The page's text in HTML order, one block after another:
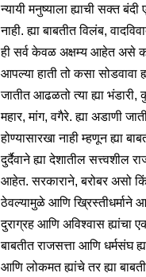
न्यायी मनुष्याला ह्याची सक्त
नाही. ह्या बाबतीत विलंब,
ही सर्व केवळ अक्षम्य आहेत असे
आपल्या हाती तो कसा सोडवावा
जातीत आढळतो त्या ह्या
महार, मांग, वगैरे. ह्या अडाणी
होण्यासारखा नाही म्हणून ह्या
दुर्दैवाने ह्या देशातील सत्त्वशील
आहेत. सरकाराने, बरोबर असो
ठेवल्यामुळे आणि ख्रिस्तीधर्माने
दुराग्रह आणि अविश्वास ह्यांचा
बाबतीत राजसत्ता आणि धर्मसंघ
आणि लोकमत ह्यांचे तर ह्या